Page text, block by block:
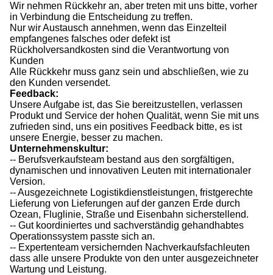
Wir nehmen Rückkehr an, aber treten mit uns bitte, vorher
in Verbindung die Entscheidung zu treffen.
Nur wir Austausch annehmen, wenn das Einzelteil
empfangenes falsches oder defekt ist
Rückholversandkosten sind die Verantwortung von
Kunden
Alle Rückkehr muss ganz sein und abschließen, wie zu
den Kunden versendet.
Feedback:
Unsere Aufgabe ist, das Sie bereitzustellen, verlassen
Produkt und Service der hohen Qualität, wenn Sie mit uns
zufrieden sind, uns ein positives Feedback bitte, es ist
unsere Energie, besser zu machen.
Unternehmenskultur:
-- Berufsverkaufsteam bestand aus den sorgfältigen,
dynamischen und innovativen Leuten mit internationaler
Version.
-- Ausgezeichnete Logistikdienstleistungen, fristgerechte
Lieferung von Lieferungen auf der ganzen Erde durch
Ozean, Fluglinie, Straße und Eisenbahn sicherstellend.
-- Gut koordiniertes und sachverständig gehandhabtes
Operationssystem passte sich an.
-- Expertenteam versichernden Nachverkaufsfachleuten
dass alle unsere Produkte von den unter ausgezeichneter
Wartung und Leistung.